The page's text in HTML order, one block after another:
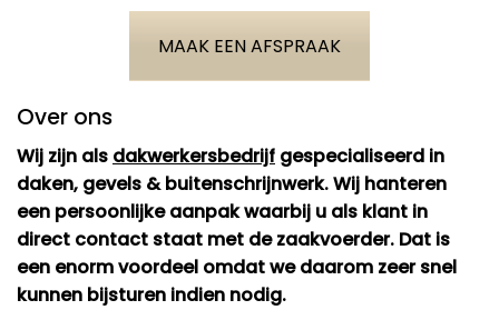
MAAK EEN AFSPRAAK
Over ons
Wij zijn als dakwerkersbedrijf gespecialiseerd in
daken, gevels & buitenschrijnwerk. Wij hanteren
een persoonlijke aanpak waarbij u als klant in
direct contact staat met de zaakvoerder. Dat is
een enorm voordeel omdat we daarom zeer snel
kunnen bijsturen indien nodig.